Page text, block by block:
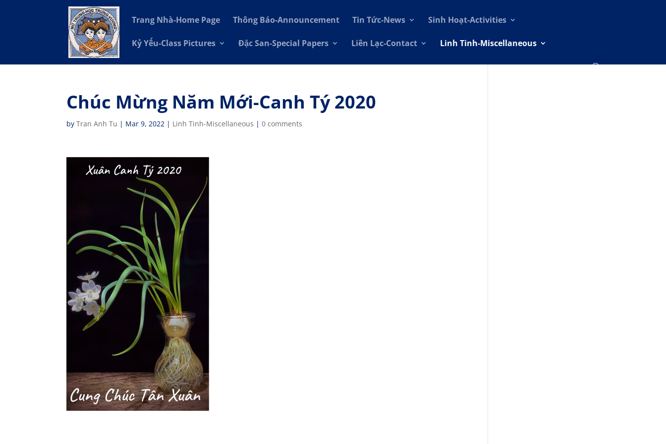
Trang Nhà-Home Page Thông Báo-Announcement Tin Tức-News Sinh Hoạt-Activities
Kỷ Yếu-Class Pictures Đặc San-Special Papers Liên Lạc-Contact Linh Tinh-Miscellaneous
Chúc Mừng Năm Mới-Canh Tý 2020
byTran Anh Tu | Mar 9, 2022 | Linh Tinh-Miscellaneous |0 comments